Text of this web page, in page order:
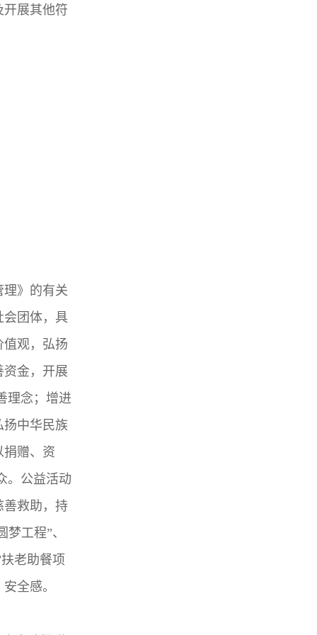
展其他符
理》的有关
团体，具
值观，弘扬
资金，开展
理念；增进
扬中华民族
捐赠、资
。公益活动
善救助，持
工程”、
老助餐项
全感。